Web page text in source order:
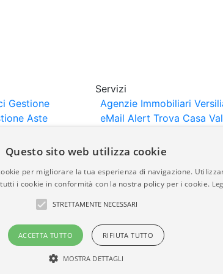
Gestione
Aste
Servizi
Agenzie Immobiliari
eMail Alert Trova Casa
pubblicati da agenzie immobiliari e
della completezza, della
Questo sito web utilizza cookie
per migliorare la tua esperienza di navigazione.
i cookie in conformità con la nostra policy per i cookie.
STRETTAMENTE NECESSARI
ACCETTA TUTTO RIFIUTA TUTTO
MOSTRA DETTAGLI